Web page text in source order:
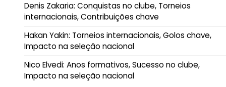
Denis Zakaria: Conquistas no clube, Torneios
internacionais, Contribuições chave
Hakan Yakin: Torneios internacionais, Golos chave,
Impacto na seleção nacional
Nico Elvedi: Anos formativos, Sucesso no clube,
Impacto na seleção nacional